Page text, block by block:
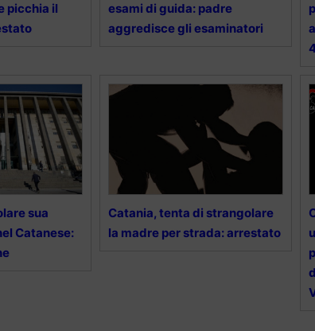
picchia il
esami di guida: padre
aggredisce gli esaminatori
sua
Catanese:
Catania, tenta di strangolare
la madre per strada: arrestato